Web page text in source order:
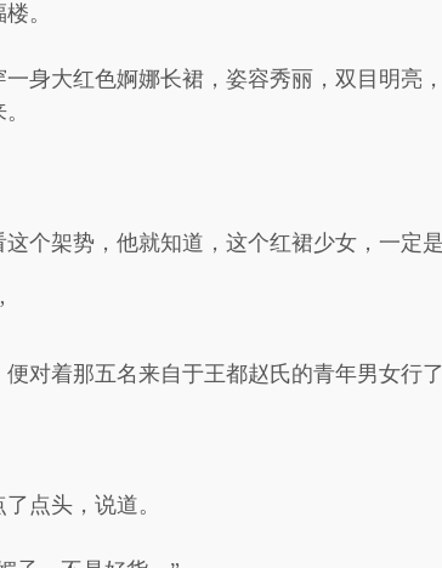
。
身大红色婀娜长裙，姿容秀丽，双目明亮
个架势，他就知道，这个红裙少女，一定
对着那五名来自于王都赵氏的青年男女行了
点头，说道。